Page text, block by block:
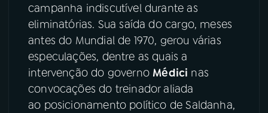
TikTok
campanha indiscutível durante as
eliminatórias. Sua saída do cargo, meses
antes do Mundial de 1970, gerou várias
especulações, dentre as quais a
intervenção do governo Médici nas
convocações do treinador aliada
ao posicionamento político de Saldanha,